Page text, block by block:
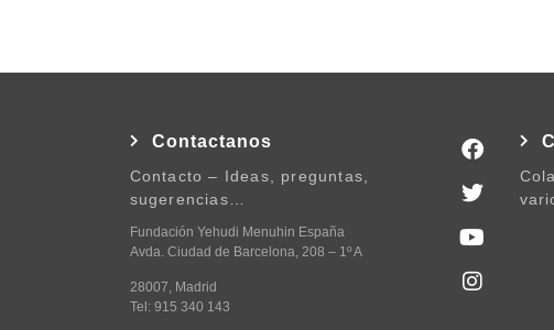
Contactanos
Contacto – Ideas, preguntas,
sugerencias…
Fundación Yehudi Menuhin España
Avda. Ciudad de Barcelona, 208 – 1º A
28007, Madrid
Tel: 915 340 143